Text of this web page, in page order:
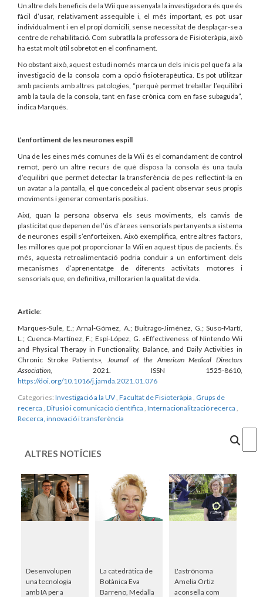
Un altre dels beneficis de la Wii que assenyala la investigadora és que és
fàcil d’usar, relativament assequible i, el més important, es pot usar
individualment i en el propi domicili, sense necessitat de desplaçar-se a
centre de rehabilitació. Com subratlla la professora de Fisioteràpia, això
ha estat molt útil sobretot en el confinament.
No obstant això, aquest estudi només marca un dels inicis pel que fa a la
investigació de la consola com a opció fisioterapèutica. Es pot utilitzar
amb pacients amb altres patologies, “perquè permet treballar l’equilibri
amb la taula de la consola, tant en fase crònica com en fase subaguda”,
indica Marqués.
L’enfortiment de les neurones espill
Una de les eines més comunes de la Wii és el comandament de control
remot, però un altre recurs de què disposa la consola és una taula
d’equilibri que permet detectar la transferència de pes reflectint-la en
un avatar a la pantalla, el que concedeix al pacient observar seus propis
moviments i generar comentaris positius.
Així, quan la persona observa els seus moviments, els canvis de
plasticitat que depenen de l’ús d’àrees sensorials pertanyents a sistema
de neurones espill s’enforteixen. Això exemplifica, entre altres factors,
les millores que pot proporcionar la Wii en aquest tipus de pacients. És
més, aquesta retroalimentació podria conduir a un enfortiment dels
mecanismes d’aprenentatge de diferents activitats motores i
sensorials que, en definitiva, millorarien la qualitat de vida.
Article:
Marques-Sule, E.; Arnal-Gómez, A.; Buitrago-Jiménez, G.; Suso-Martí,
L.; Cuenca-Martínez, F.; Espí-López, G. «Effectiveness of Nintendo Wii
and Physical Therapy in Functionality, Balance, and Daily Activities in
Chronic Stroke Patients», Journal of the American Medical Directors
Association, 2021. ISSN 1525-8610,
https://doi.org/10.1016/j.jamda.2021.01.076
Categories: Investigació a la UV, Facultat de Fisioteràpia , Grups de
recerca , Difusió i comunicació científica , Internacionalització recerca ,
Recerca, innovació i transferència
ALTRES NOTÍCIES
Desenvolupen
una tecnologia
amb IA per a
La catedràtica de
Botànica Eva
Barreno, Medalla
L'astrònoma
Amelia Ortiz
aconsella com